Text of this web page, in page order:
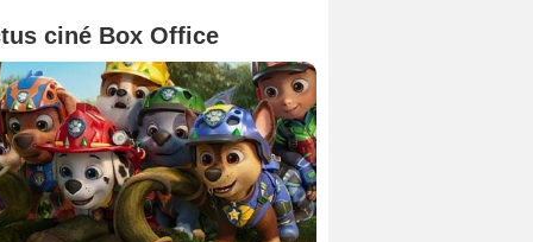
ciné Box Office